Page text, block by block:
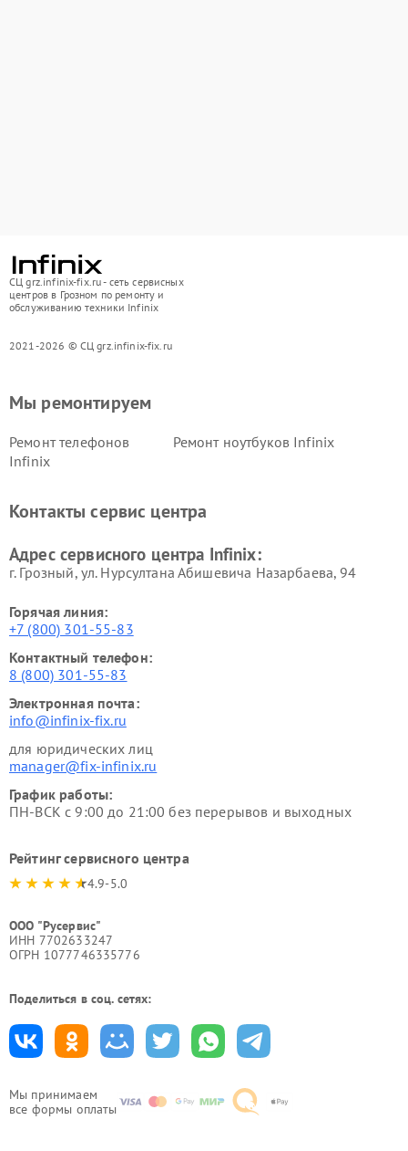
СЦ grz.infinix-fix.ru - сеть сервисных
центров в Грозном по ремонту и
обслуживанию техники Infinix
2021-2026 © СЦ grz.infinix-fix.ru
Мы принимаем
все формы оплаты
Мы ремонтируем
Ремонт телефонов
Infinix
Ремонт ноутбуков Infinix
Контакты сервис центра
Адрес сервисного центра Infinix:
г. Грозный, ул. Нурсултана Абишевича Назарбаева, 94
Горячая линия:
+7 (800) 301-55-83
Контактный телефон:
8 (800) 301-55-83
Электронная почта:
info@infinix-fix.ru
для юридических лиц
manager@fix-infinix.ru
График работы:
ПН-ВСК с 9:00 до 21:00 без перерывов и выходных
Рейтинг сервисного центра
4.9-5.0
ООО "Русервис"
ИНН 7702633247
ОГРН 1077746335776
Поделиться в соц. сетях: